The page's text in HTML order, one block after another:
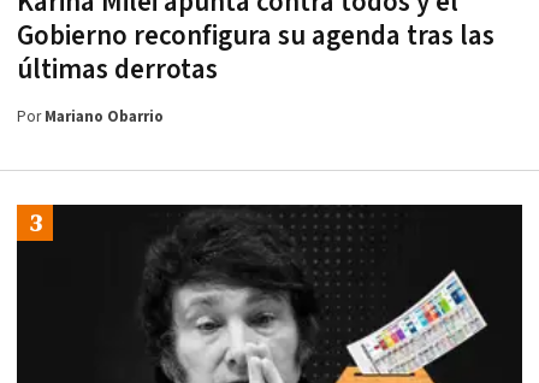
Gobierno reconfigura su agenda tras las
últimas derrotas
PorMariano Obarrio